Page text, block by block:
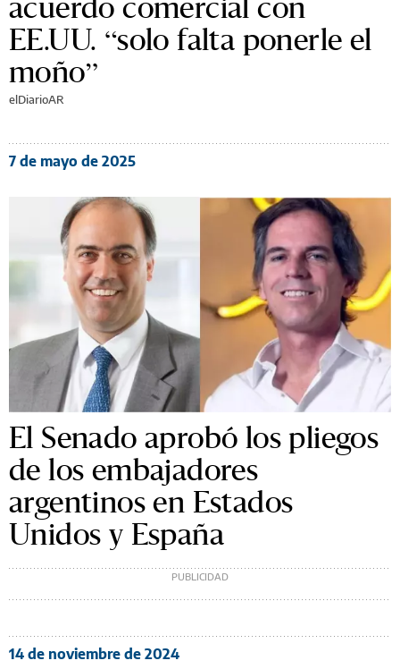
EE.UU. “solo falta ponerle el
moño”
elDiarioAR
7 de mayo de 2025
El Senado aprobó los pliegos
de los embajadores
argentinos en Estados
Unidos y España
14 de noviembre de 2024